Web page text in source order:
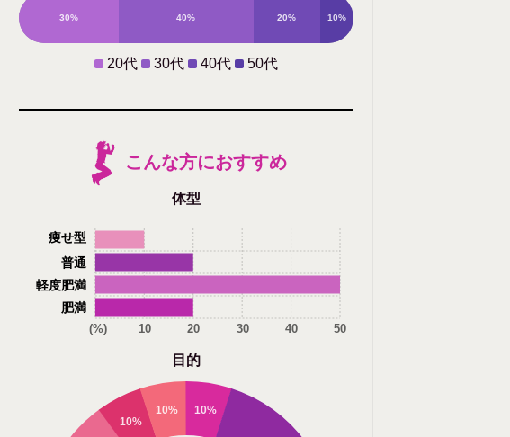
30% 40% 20% 10%
20代 30代 40代 50代
こんな方におすすめ
体型
肥満
軽度肥満
普通
痩せ型
(%) 10 20 30 40 50
目的
10%
10% 10%